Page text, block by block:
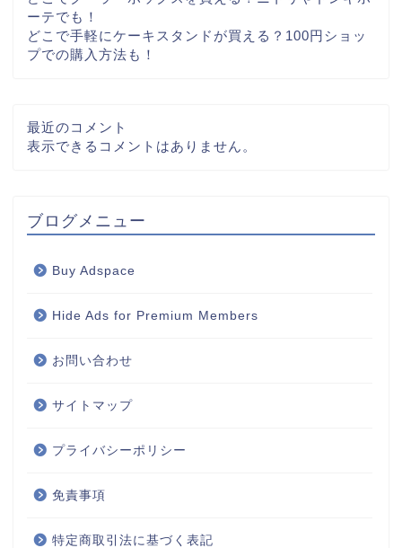
ーテでも！
どこで手軽にケーキスタンドが買える？100円ショッ
プでの購入方法も！
最近のコメント
表示できるコメントはありません。
ブログメニュー
Buy Adspace
Hide Ads for Premium Members
お問い合わせ
サイトマップ
プライバシーポリシー
免責事項
特定商取引法に基づく表記